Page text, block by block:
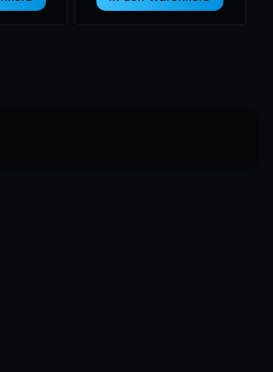
nachgeführt werden – ein
deutlich erhöht.